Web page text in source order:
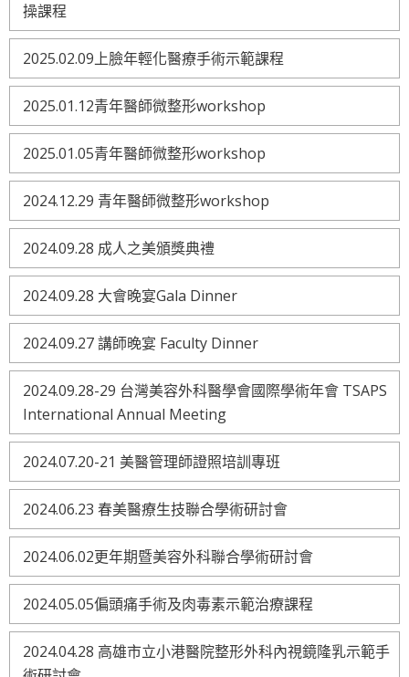
操課程
2025.02.09上臉年輕化醫療手術示範課程
2025.01.12青年醫師微整形workshop
2025.01.05青年醫師微整形workshop
2024.12.29 青年醫師微整形workshop
2024.09.28 成人之美頒獎典禮
2024.09.28 大會晚宴Gala Dinner
2024.09.27 講師晚宴 Faculty Dinner
2024.09.28-29 台灣美容外科醫學會國際學術年會 TSAPS
International Annual Meeting
2024.07.20-21 美醫管理師證照培訓專班
2024.06.23 春美醫療生技聯合學術研討會
2024.06.02更年期暨美容外科聯合學術研討會
2024.05.05偏頭痛手術及肉毒素示範治療課程
2024.04.28 高雄市立小港醫院整形外科內視鏡隆乳示範手